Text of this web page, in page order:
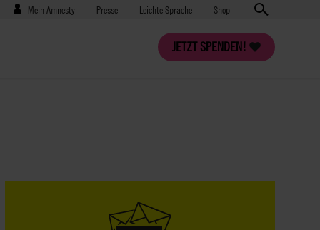
Benutzermenü
Mein Amnesty Presse
Presse Leichte Sprache Shop
JETZT SPENDEN!